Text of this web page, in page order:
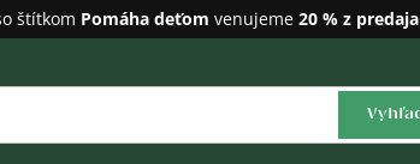
štítkom Pomáha deťom venujeme 20 % z predaja